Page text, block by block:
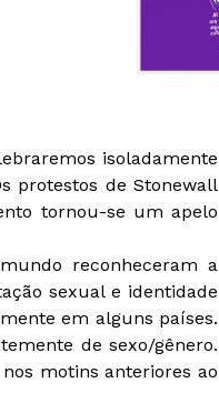
isoladamente
protestos de Stonewall
tornou-se um apelo
reconheceram a
sexual e identidade
em alguns países.
de sexo/gênero.
motins anteriores ao